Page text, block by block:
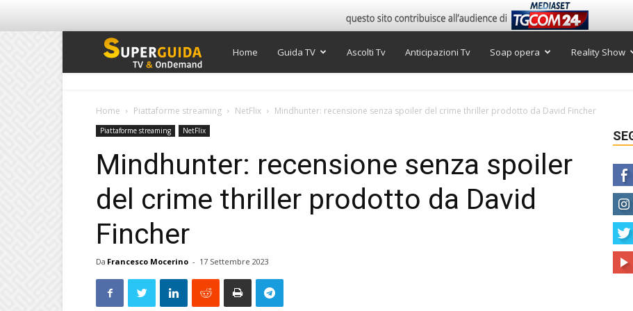
Super
Home Guida TV Ascolti Tv Anticipazioni Tv Soap opera Reality Show
Home Piattaforme streaming NetFlix Mindhunter: recensione senza spoiler del crime thriller prodotto da David Fincher
Piattaforme streaming NetFlix
Mindhunter: recensione senza spoiler
del crime thriller prodotto da David
Fincher
Da Francesco Mocerino - 17 Settembre 2023